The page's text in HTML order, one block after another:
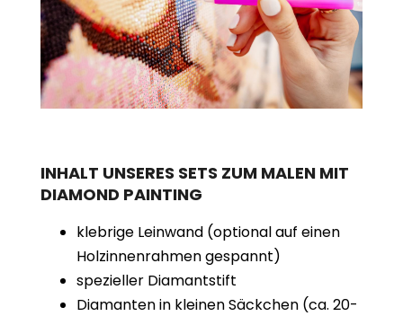
INHALT UNSERES SETS ZUM MALEN MIT
DIAMOND PAINTING
klebrige Leinwand (optional auf einen
Holzinnenrahmen gespannt)
spezieller Diamantstift
Diamanten in kleinen Säckchen (ca. 20-